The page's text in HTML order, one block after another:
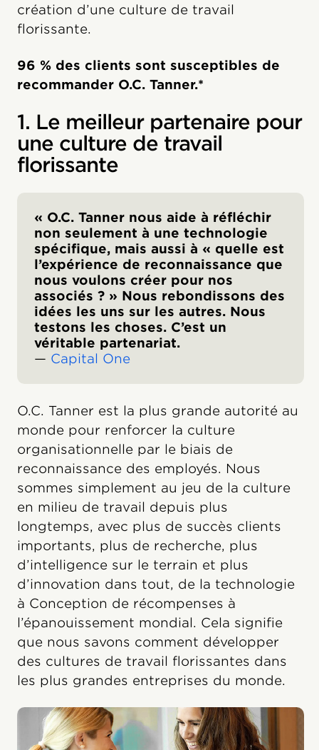
création d’une culture de travail
florissante.
96 % des clients sont susceptibles de
recommander O.C. Tanner.*
1. Le meilleur partenaire pour
une culture de travail
florissante
« O.C. Tanner nous aide à réfléchir
non seulement à une technologie
spécifique, mais aussi à « quelle est
l’expérience de reconnaissance que
nous voulons créer pour nos
associés ? » Nous rebondissons des
idées les uns sur les autres. Nous
testons les choses. C’est un
véritable partenariat.
— Capital One
O.C. Tanner est la plus grande autorité au
monde pour renforcer la culture
organisationnelle par le biais de
reconnaissance des employés. Nous
sommes simplement au jeu de la culture
en milieu de travail depuis plus
longtemps, avec plus de succès clients
importants, plus de recherche, plus
d’intelligence sur le terrain et plus
d’innovation dans tout, de la technologie
à Conception de récompenses à
l’épanouissement mondial. Cela signifie
que nous savons comment développer
des cultures de travail florissantes dans
les plus grandes entreprises du monde.